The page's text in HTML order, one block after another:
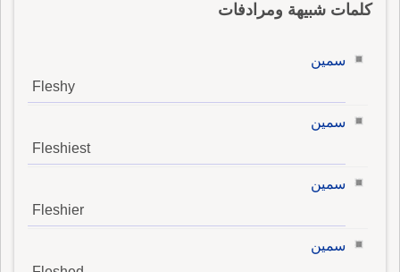
كلمات شبيهة ومرادفات
سمين
Fleshy
سمين
Fleshiest
سمين
Fleshier
سمين